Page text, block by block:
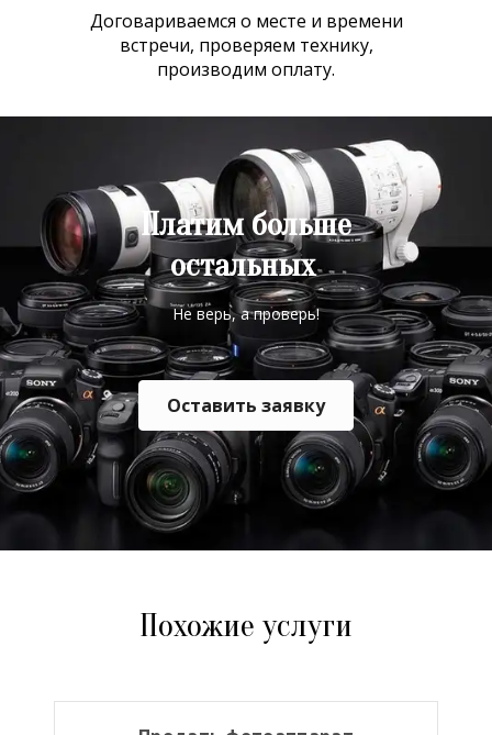
Договариваемся о месте и времени
встречи, проверяем технику,
производим оплату.
Платим больше
остальных
Не верь, а проверь!
Оставить заявку
Похожие услуги